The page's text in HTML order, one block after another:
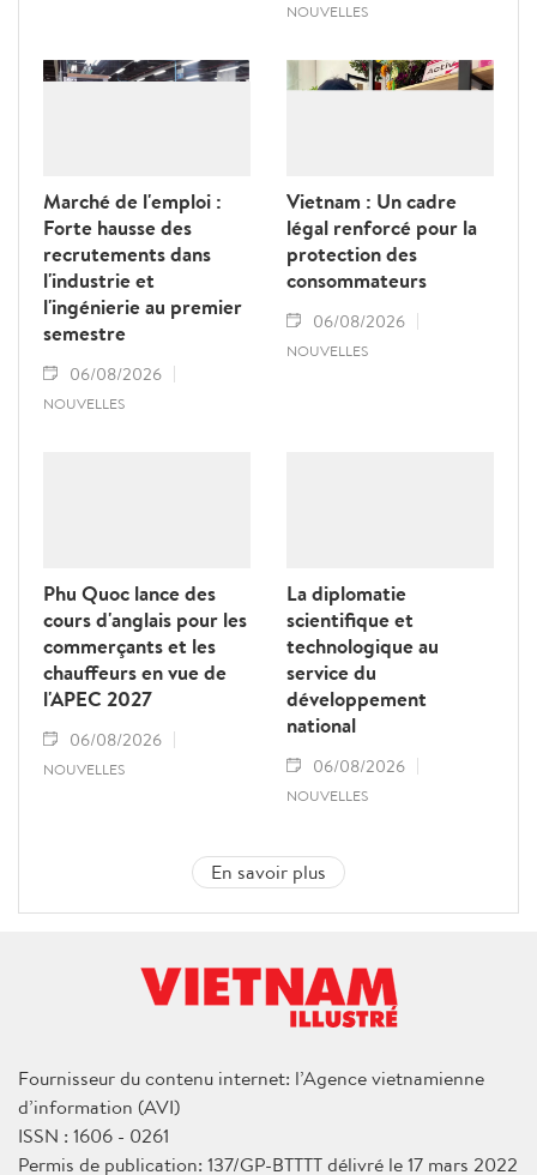
NOUVELLES
Marché de l'emploi :
Forte hausse des
recrutements dans
l'industrie et
l'ingénierie au premier
semestre
06/08/2026
NOUVELLES
Vietnam : Un cadre
légal renforcé pour la
protection des
consommateurs
06/08/2026
NOUVELLES
Phu Quoc lance des
cours d'anglais pour les
commerçants et les
chauffeurs en vue de
l'APEC 2027
06/08/2026
NOUVELLES
La diplomatie
scientifique et
technologique au
service du
développement
national
06/08/2026
NOUVELLES
En savoir plus
Fournisseur du contenu internet: l’Agence vietnamienne
d’information (AVI)
ISSN : 1606 - 0261
Permis de publication: 137/GP-BTTTT délivré le 17 mars 2022